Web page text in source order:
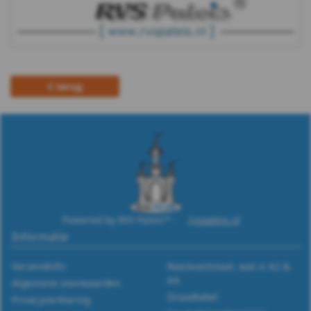
terug
Powered by RVS Paleis™ - rvspaleis.nl
Informatie
Verzendinfo
Algemene voorwaarden
Privacyverklaring
Roestvaststaal, wat is A2 &
A4.
Draadtabel